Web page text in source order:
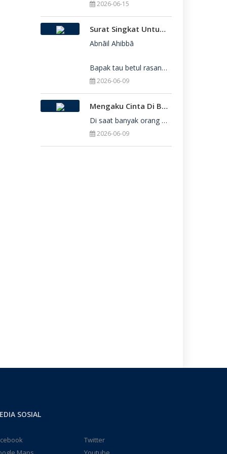
2026-06-15
Surat Singkat Untukmu Yang Belum Juga Diterima Di Perguruan Tinggi
Abnāil Ahibbā
Bapak tau betul rasanya berat sekali ketika dirimu belum juga diterima di Perguru
2026-06-09
Mengaku Cinta Di Balik Keterbatasan: Seni Menerima Diri Di Hadapan Ilahi
Di saat banyak orang yang serba menuntut kesempurnaan, kita sering kali terjebak dalam rasa bersalah
2026-06-09
SOSIAL
Twitter